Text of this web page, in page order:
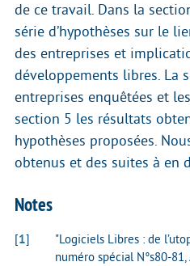
de ce travail. Dans la
série d’hypothèses sur le
des entreprises et
développements libres. La
entreprises enquêtées et
section 5 les résultats
hypothèses proposées.
obtenus et des suites à en
Notes
1
"Logiciels Libres : de
numéro spécial N°s80-